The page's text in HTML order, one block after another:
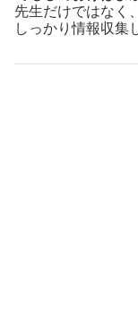
先生だけではなく
しっかり情報収集